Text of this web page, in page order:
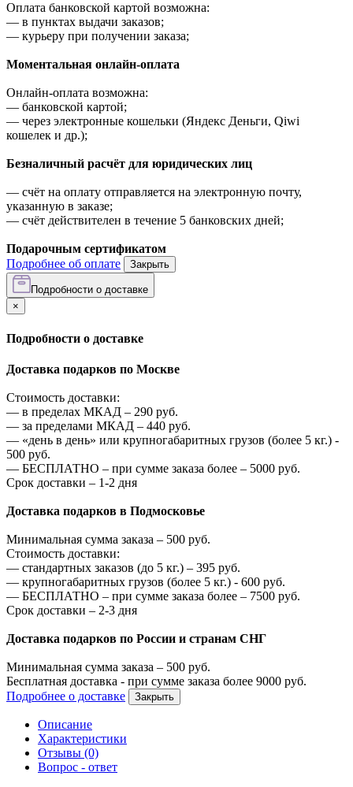
Оплата банковской картой возможна:
— в пунктах выдачи заказов;
— курьеру при получении заказа;
Моментальная онлайн-оплата
Онлайн-оплата возможна:
— банковской картой;
— через электронные кошельки (Яндекс Деньги, Qiwi
кошелек и др.);
Безналичный расчёт для юридических лиц
— счёт на оплату отправляется на электронную почту,
указанную в заказе;
— счёт действителен в течение 5 банковских дней;
Подарочным сертификатом
Подробнее об оплате
Закрыть
Подробности о доставке
×
Подробности о доставке
Доставка подарков по Москве
Стоимость доставки:
— в пределах МКАД – 290 руб.
— за пределами МКАД – 440 руб.
— «день в день» или крупногабаритных грузов (более 5 кг.) -
500 руб.
— БЕСПЛАТНО – при сумме заказа более – 5000 руб.
Срок доставки – 1-2 дня
Доставка подарков в Подмосковье
Минимальная сумма заказа – 500 руб.
Стоимость доставки:
— стандартных заказов (до 5 кг.) – 395 руб.
— крупногабаритных грузов (более 5 кг.) - 600 руб.
— БЕСПЛАТНО – при сумме заказа более – 7500 руб.
Срок доставки – 2-3 дня
Доставка подарков по России и странам СНГ
Минимальная сумма заказа – 500 руб.
Бесплатная доставка - при сумме заказа более 9000 руб.
Подробнее о доставке
Закрыть
Описание
Характеристики
Отзывы (0)
Вопрос - ответ